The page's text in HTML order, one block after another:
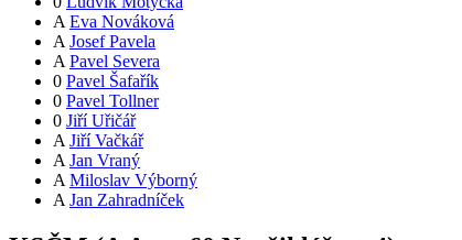
A Eva Nováková
A Josef Pavela
A Pavel Severa
0 Pavel Šafařík
0 Pavel Tollner
0 Jiří Uřičář
A Jiří Vačkář
A Jan Vraný
A Miloslav Výborný
A Jan Zahradníček